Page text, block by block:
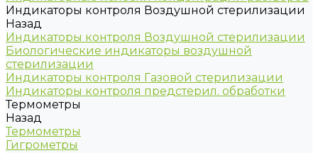
Индикаторы контроля Воздушной стерилизации
Назад
Индикаторы контроля Воздушной стерилизации
Биологические индикаторы воздушной
стерилизации
Индикаторы контроля Газовой стерилизации
Индикаторы контроля предстерил. обработки
Термометры
Назад
Термометры
Гигрометры